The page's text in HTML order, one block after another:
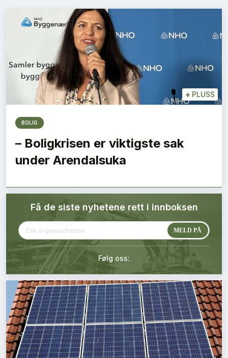
Eiendom
Tips redaksjonen
Annonsering
Abonnement Pluss
Kontakt oss
Login
+ PLUSS
BOLIG
– Boligkrisen er viktigste sak
under Arendalsuka
Få de siste nyhetene rett i innboksen
Følg oss: